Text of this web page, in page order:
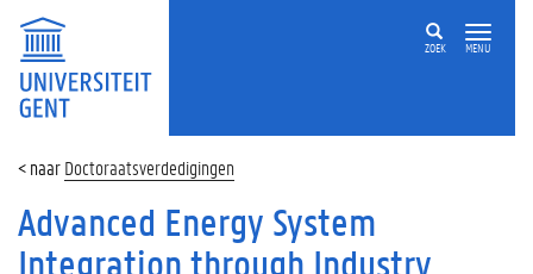
ZOEK MENU
Doctoraatsverdedigingen
Advanced Energy System
Integration through Industry